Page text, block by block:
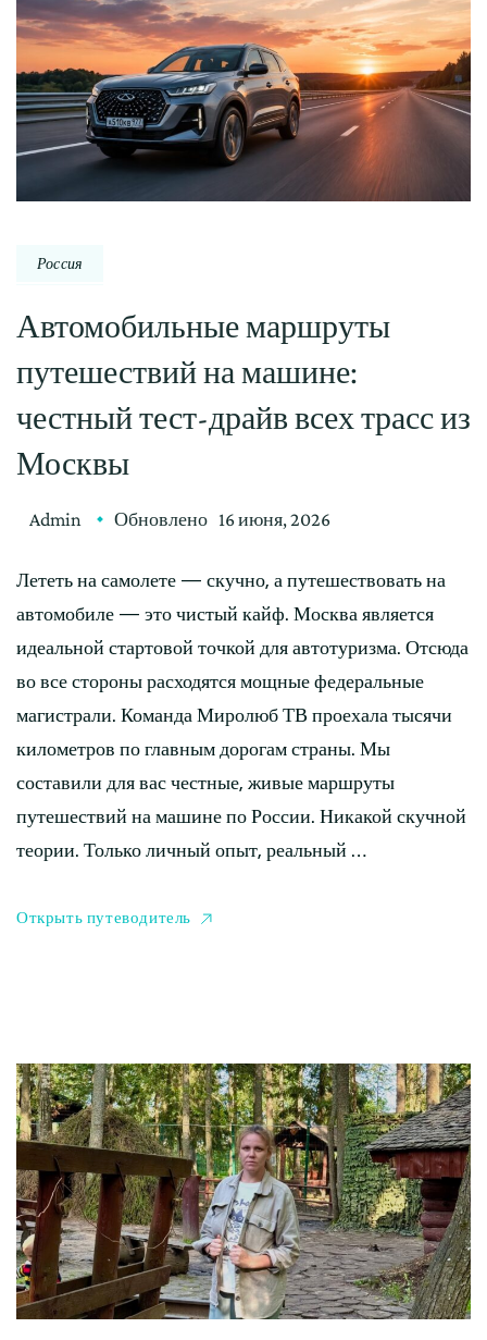
Россия
Автомобильные маршруты
путешествий на машине:
честный тест-драйв всех трасс из
Москвы
Admin Обновлено 16 июня, 2026
Лететь на самолете — скучно, а путешествовать на
автомобиле — это чистый кайф. Москва является
идеальной стартовой точкой для автотуризма. Отсюда
во все стороны расходятся мощные федеральные
магистрали. Команда Миролюб ТВ проехала тысячи
километров по главным дорогам страны. Мы
составили для вас честные, живые маршруты
путешествий на машине по России. Никакой скучной
теории. Только личный опыт, реальный …
Открыть путеводитель